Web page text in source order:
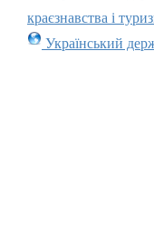
краєзнавства і
Український